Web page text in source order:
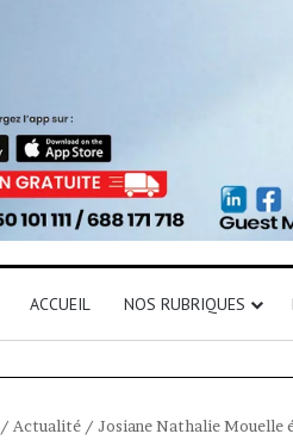
ACCUEIL NOS RUBRIQUES
/ Actualité / Josiane Nathalie Mouelle